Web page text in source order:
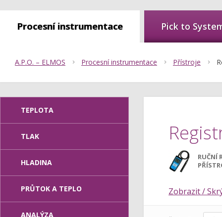
Procesní instrumentace Pick to
A.P.O. – ELMOS Procesní instrumentace Přístroje
RUČNÍ
Zobrazit /
TEPLOTA
TLAK
HLADINA
PRŮTOK A TEPLO
ANALÝZA